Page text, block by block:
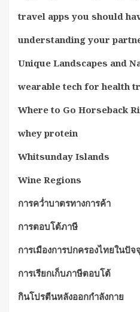
travel apps you should
understanding your
Unique Landscapes and
wearable tech for health
Where to Go Horseback
whey protein
Whitsunday Islands
Wine Regions
การคว่ำบาตรทางการค้า
การตอบโต้ภาษี
การเมืองการปกครองไทยในปัจ
การเรียกเก็บภาษีตอบโต้
กินโปรตีนหลังออกกำลังกาย